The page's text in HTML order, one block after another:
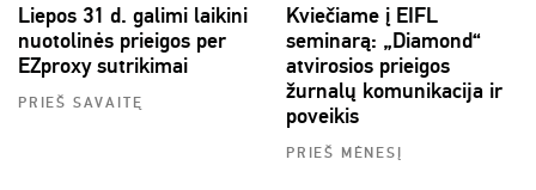
Liepos 31 d. galimi laikini
nuotolinės prieigos per
EZproxy sutrikimai
PRIEŠ SAVAITĘ
Kviečiame į EIFL
seminarą: „Diamond“
atvirosios prieigos
žurnalų komunikacija ir
poveikis
PRIEŠ MĖNESĮ